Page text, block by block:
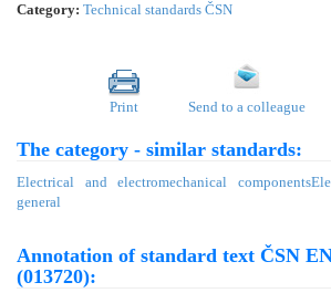
Category: Technical standards ČSN
Print Send to a colleague
The category - similar standards:
Electrical and electromechanical components
general
Annotation of standard text ČSN
(013720):